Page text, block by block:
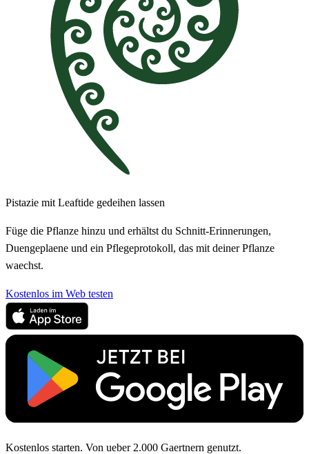
Pistazie mit Leaftide gedeihen lassen
Füge die Pflanze hinzu und erhältst du Schnitt-Erinnerungen,
Duengeplaene und ein Pflegeprotokoll, das mit deiner Pflanze
waechst.
Kostenlos im Web testen
Kostenlos starten. Von ueber 2.000 Gaertnern genutzt.